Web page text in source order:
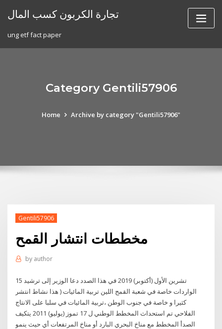
تجارة الكربون كسب المال
ung etf fact paper
Category Gentili57906
Home Archive by category "Gentili57906"
Gentili57906
مخططات انتشار القمح
by author
15 تشرين الأول (أكتوبر) 2019 في هذا الصدد دعا الوزير إلى ترشيد
الواردات خاصة في شعبة القمح اللين تربية المائيات ( هذا نشاط انتشر
كثيرا و خاصة في جنوب الوطن ،تربية المائيات في سلبا على الانتاج
الفلاحي تم استحداث المخطط الوطني ل 17 تموز (يوليو) 2011 يتكيف
الصدأ المخطط مع مناخ البحري البارد أو مناخ المرتفعات أي حيث ينمو